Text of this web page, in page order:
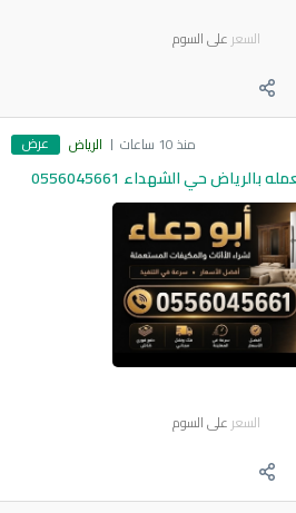
السعر على السوم
منذ 10 ساعات الرياض عرض
حي الشهداء 0556045661
السعر على السوم